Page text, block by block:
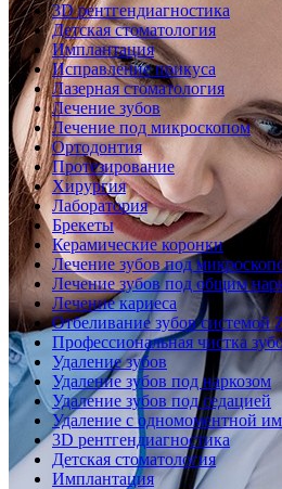
3D рентгендиагностика
Детская стоматология
Имплантация
Исправление прикуса
Лазерная стоматология
Лечение зубов
Лечение под микроскопом
Ортодонтия
Протезирование
Хирургия
Лаборатория
Брекеты
Керамические коронки
Лечение зубов под
Лечение зубов под общим
Лечение кариеса
Отбеливание зубов системой
Профессиональная чистка
Удаление зубов
Удаление зубов под наркозом
Удаление зубов под седацией
Удаление с одномоментной
3D рентгендиагностика
Детская стоматология
Имплантация